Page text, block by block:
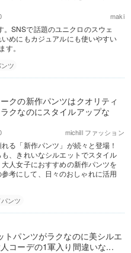
maki
SNSで話題のユニクロのスウェ
めにもカジュアルにも使いやすい
。
ツ
クの新作パンツはクオリティ
クなのにスタイルアップな
michill ファッション
る「新作パンツ」が続々と登場！
、きれいなシルエットでスタイル
人女子におすすめの新作パンツを
考にして、日々のおしゃれに活用
ンツ
トパンツがラクなのに美シルエ
コーデの1軍入り間違いな...